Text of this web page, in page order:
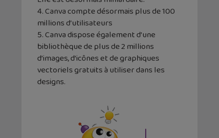
Canva compte désormais plus de 100
millions d’utilisateurs
Canva dispose également d’une
bibliothèque de plus de 2 millions
d’images, d’icônes et de graphiques
vectoriels gratuits à utiliser dans les
designs.